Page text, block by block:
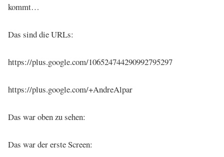
kommt…
Das sind die URLs:
https://plus.google.com/106524744290992795297
https://plus.google.com/+AndreAlpar
Das war oben zu sehen:
Das war der erste Screen: